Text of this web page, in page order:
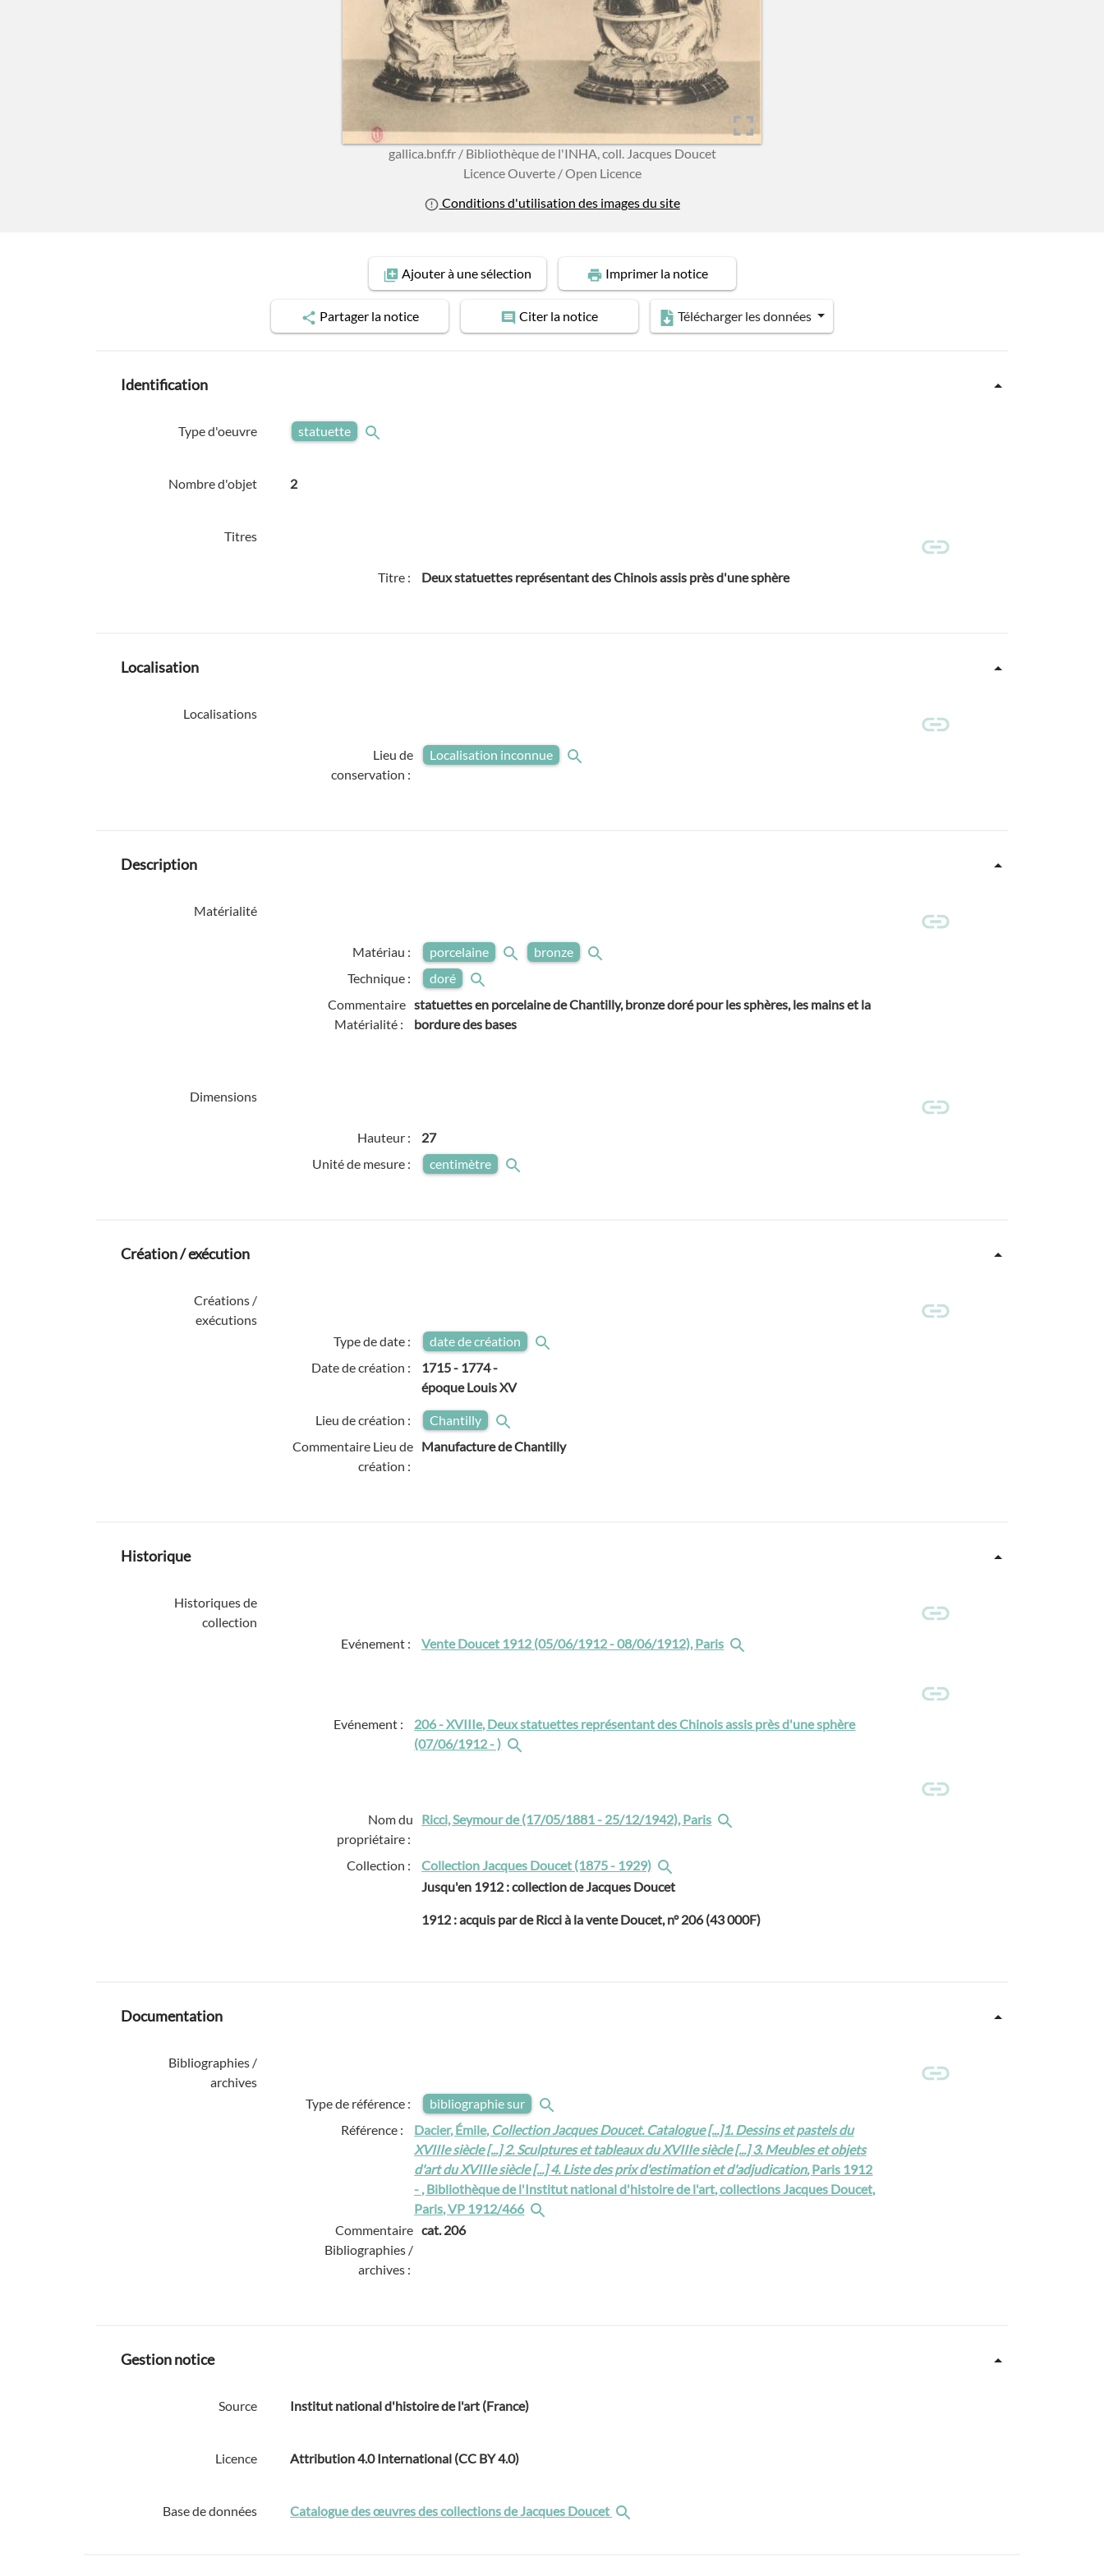
gallica.bnf.fr / Bibliothèque de l'INHA, coll. Jacques Doucet
Licence Ouverte / Open Licence
Conditions d'utilisation des images du site
Ajouterà une sélection Imprimerla notice
Partagerla notice Citer la notice Télécharger les données
Identification
Type d'oeuvre statuette
Nombre d'objet 2
Titres
Titre : Deux statuettes représentant des Chinois assis près d'une sphère
Localisation
Localisations
Lieu de
conservation :
Localisation inconnue
Description
Matérialité
Matériau : porcelaine
bronze
Technique :
doré
Commentaire
Matérialité :
statuettes en porcelaine de Chantilly, bronze doré pour les sphères, les mains et la
bordure des bases
Dimensions
Hauteur :
27
Unité de mesure :
centimètre
Création / exécution
Créations /
exécutions
Type de date :
date de création
Date de création :
1715- 1774-
époque Louis XV
Lieu de création :
Chantilly
Commentaire Lieu de
création :
Manufacture de Chantilly
Historique
Historiques de
collection
Evénement :
Vente Doucet 1912 (05/06/1912 - 08/06/1912), Paris
Evénement :
206 - XVIIIe, Deux statuettes représentant des Chinois assis près d'une sphère
(07/06/1912 - )
Nom du
propriétaire :
Ricci, Seymour de (17/05/1881 - 25/12/1942), Paris
Collection :
Collection Jacques Doucet (1875 - 1929)
Jusqu'en 1912 : collection de Jacques Doucet
1912 : acquis par de Ricci à la vente Doucet, n° 206 (43 000F)
Documentation
Bibliographies /
archives
Type de référence :
bibliographie sur
Référence :
Dacier, Émile, Collection Jacques Doucet. Catalogue [...]1. Dessins et pastels du
XVIIIe siècle [...] 2. Sculptures et tableaux du XVIIIe siècle [...] 3. Meubles et objets
d'art du XVIIIe siècle [...] 4. Liste des prix d'estimation et d'adjudication, Paris 1912
- , Bibliothèque de l'Institut national d'histoire de l'art, collections Jacques Doucet,
Paris, VP 1912/466
Commentaire
Bibliographies /
archives :
cat. 206
Gestion notice
Source Institut national d'histoire de l'art (France)
Licence Attribution 4.0 International (CC BY 4.0)
Base de données Catalogue des œuvres des collections de Jacques Doucet